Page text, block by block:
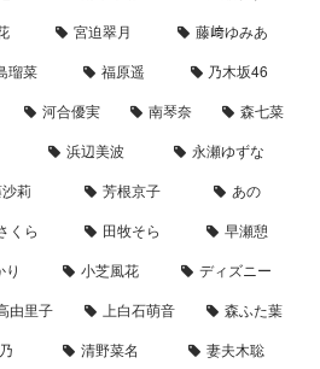
宮迫翠月
藤﨑ゆみあ
瑠菜 福原遥
乃木坂46
河合優実 南琴奈
森七菜
浜辺美波
永瀬ゆずな
莉 芳根京子
あの
くら 田牧そら
早瀬憩
小芝風花
ディズニー
由里子 上白石萌音
森ふた葉
清野菜名
妻夫木聡